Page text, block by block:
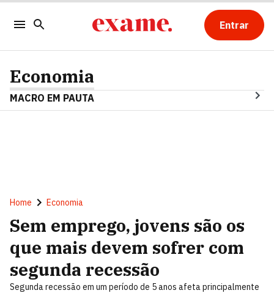
Entrar
Economia
MACRO EM PAUTA
Home Economia
Sem emprego, jovens são os
que mais devem sofrer com
segunda recessão
Segunda recessão em um período de 5 anos afeta principalmente